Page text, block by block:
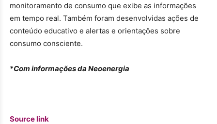
monitoramento de consumo que exibe as informações
em tempo real. Também foram desenvolvidas ações de
conteúdo educativo e alertas e orientações sobre
consumo consciente.
*Com informações da Neoenergia
Source link